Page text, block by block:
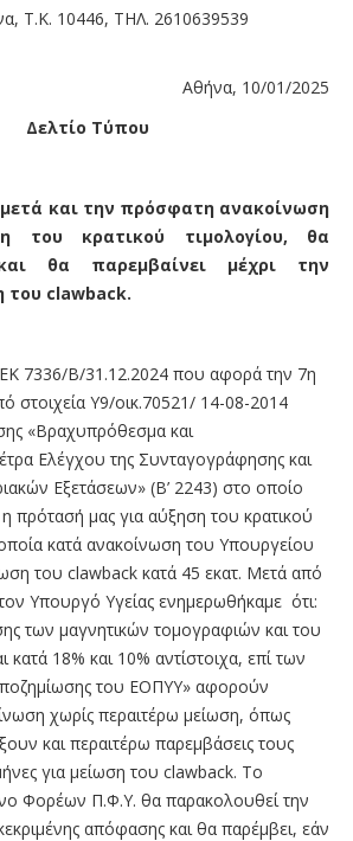
Τ.Κ. 10446, ΤΗΛ. 2610639539
Αθήνα, 10/01/2025
Δελτίο Τύπου
μετά και την πρόσφατη ανακοίνωση
του κρατικού τιμολογίου, θα
θα παρεμβαίνει μέχρι την
του clawback.
7336/Β/31.12.2024 που αφορά την 7η
στοιχεία Υ9/οικ.70521/ 14-08-2014
«Βραχυπρόθεσμα και
Ελέγχου της Συνταγογράφησης και
Εξετάσεων» (Β’ 2243) στο οποίο
η πρότασή μας για αύξηση του κρατικού
κατά ανακοίνωση του Υπουργείου
του clawback κατά 45 εκατ. Μετά από
Υπουργό Υγείας ενημερωθήκαμε ότι:
των μαγνητικών τομογραφιών και του
κατά 18% και 10% αντίστοιχα, επί των
του ΕΟΠΥΥ» αφορούν
χωρίς περαιτέρω μείωση, όπως
και περαιτέρω παρεμβάσεις τους
για μείωση του clawback. Το
Φορέων Π.Φ.Υ. θα παρακολουθεί την
απόφασης και θα παρέμβει, εάν